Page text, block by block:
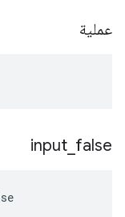
عملية
input false